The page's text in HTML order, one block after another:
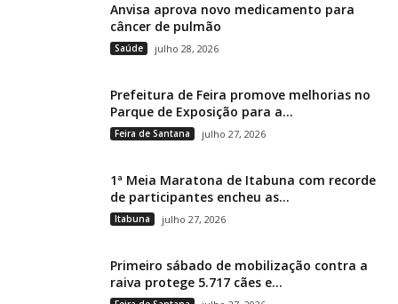
Anvisa aprova novo medicamento para
câncer de pulmão
Saúde julho 28, 2026
Prefeitura de Feira promove melhorias no
Parque de Exposição para a...
Feira de Santana julho 27, 2026
1ª Meia Maratona de Itabuna com recorde
de participantes encheu as...
Itabuna julho 27, 2026
Primeiro sábado de mobilização contra a
raiva protege 5.717 cães e...